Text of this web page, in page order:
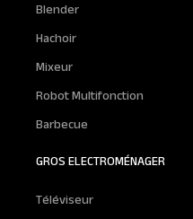
Blender
Hachoir
Mixeur
Robot Multifonction
Barbecue
GROS ELECTROMÉNAGER
Téléviseur